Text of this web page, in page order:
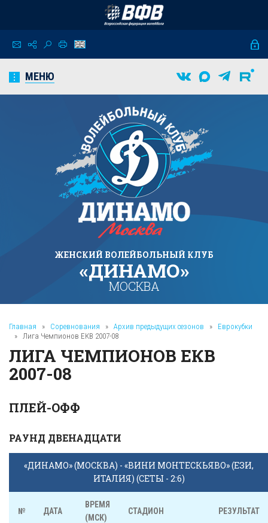
МЕНЮ
ЖЕНСКИЙ ВОЛЕЙБОЛЬНЫЙ КЛУБ
«ДИНАМО»
МОСКВА
Главная » Соревнования » Архив предыдущих сезонов »
Еврокубки
» Лига Чемпионов ЕКВ 2007-08
ЛИГА ЧЕМПИОНОВ ЕКВ
2007-08
ПЛЕЙ-ОФФ
РАУНД ДВЕНАДЦАТИ
«ДИНАМО» (МОСКВА) - «ВИНИ МОНТЕСКЬЯВО» (ЕЗИ,
ИТАЛИЯ) (СЕТЫ - 2:6)
№ ДАТА
ВРЕМЯ
(МСК)
СТАДИОН РЕЗУЛЬТАТ